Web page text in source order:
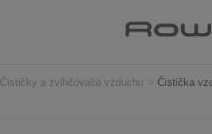
Čističky a zvlhčovače vzduchu Čistička